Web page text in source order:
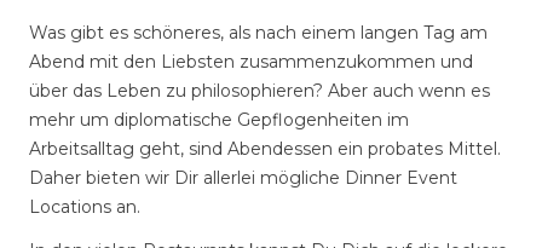
Was gibt es schöneres, als nach einem langen Tag am
Abend mit den Liebsten zusammenzukommen und
über das Leben zu philosophieren? Aber auch wenn es
mehr um diplomatische Gepflogenheiten im
Arbeitsalltag geht, sind Abendessen ein probates Mittel.
Daher bieten wir Dir allerlei mögliche Dinner Event
Locations an.